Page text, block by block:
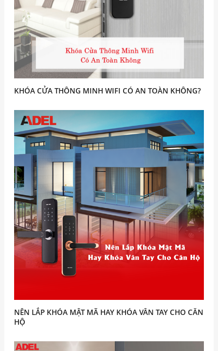
KHÓA CỬA THÔNG MINH WIFI CÓ AN TOÀN KHÔNG?
NÊN LẮP KHÓA MẬT MÃ HAY KHÓA VÂN TAY CHO CĂN
HỘ